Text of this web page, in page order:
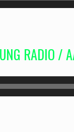
v
é
RADIO /
L
e